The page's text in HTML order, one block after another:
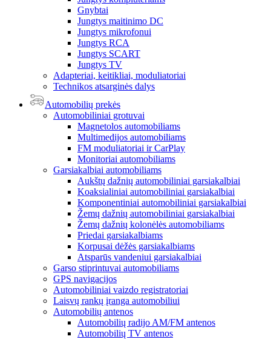
Gnybtai
Jungtys maitinimo DC
Jungtys mikrofonui
Jungtys RCA
Jungtys SCART
Jungtys TV
Adapteriai, keitikliai, moduliatoriai
Technikos atsarginės dalys
Automobilių prekės
Automobiliniai grotuvai
Magnetolos automobiliams
Multimedijos automobiliams
FM moduliatoriai ir CarPlay
Monitoriai automobiliams
Garsiakalbiai automobiliams
Aukštų dažnių automobiliniai garsiakalbiai
Koaksialiniai automobiliniai garsiakalbiai
Komponentiniai automobiliniai garsiakalbiai
Žemų dažnių automobiliniai garsiakalbiai
Žemų dažnių kolonėlės automobiliams
Priedai garsiakalbiams
Korpusai dėžės garsiakalbiams
Atsparūs vandeniui garsiakalbiai
Garso stiprintuvai automobiliams
GPS navigacijos
Automobiliniai vaizdo registratoriai
Laisvų rankų įranga automobiliui
Automobilių antenos
Automobilių radijo AM/FM antenos
Automobilių TV antenos